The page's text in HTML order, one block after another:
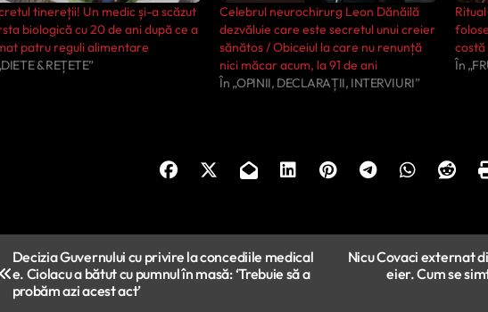
tinereții! Un medic și-a scăzut
biologică cu 20 de ani după ce a
patru reguli alimentare
& REȚETE”
Celebrul neurochirurg Leon Dănăilă
dezvăluie care este secretul unui creier
sănătos / Obiceiul la care nu renunță
nici măcar acum, la 91 de ani
În „OPINII, DECLARAȚII, INTERVIURI”
costă
În
Decizia Guvernului cu privire la concediile medical
e. Ciolacu a bătut cu pumnul în masă: ‘Trebuie să a
probăm azi acest act’
Nicu Covaci externat
eier. Cum se